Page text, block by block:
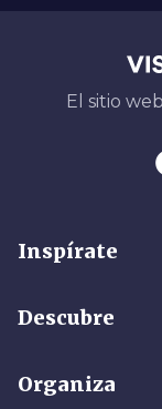
El sitio
Inspírate
Descubre
Organiza